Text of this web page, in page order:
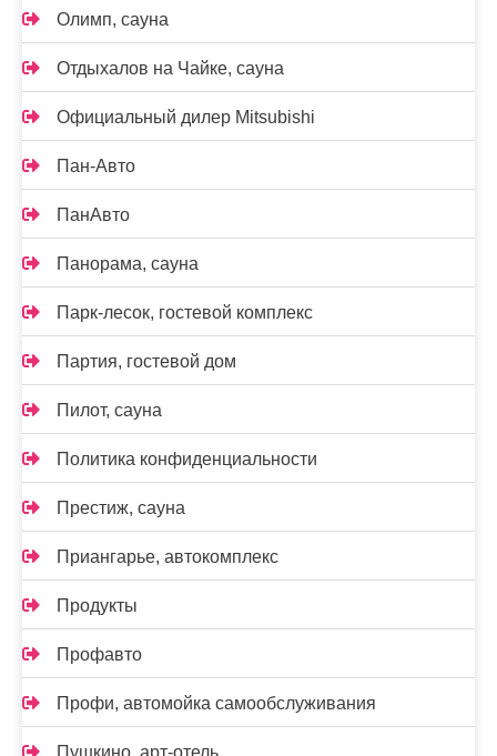
Олимп, сауна
Отдыхалов на Чайке, сауна
Официальный дилер Mitsubishi
Пан-Авто
ПанАвто
Панорама, сауна
Парк-лесок, гостевой комплекс
Партия, гостевой дом
Пилот, сауна
Политика конфиденциальности
Престиж, сауна
Приангарье, автокомплекс
Продукты
Профавто
Профи, автомойка самообслуживания
Пушкино, арт-отель